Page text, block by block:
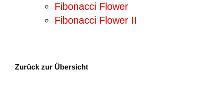
Fibonacci Flower
Fibonacci Flower II
Zurück zur Übersicht